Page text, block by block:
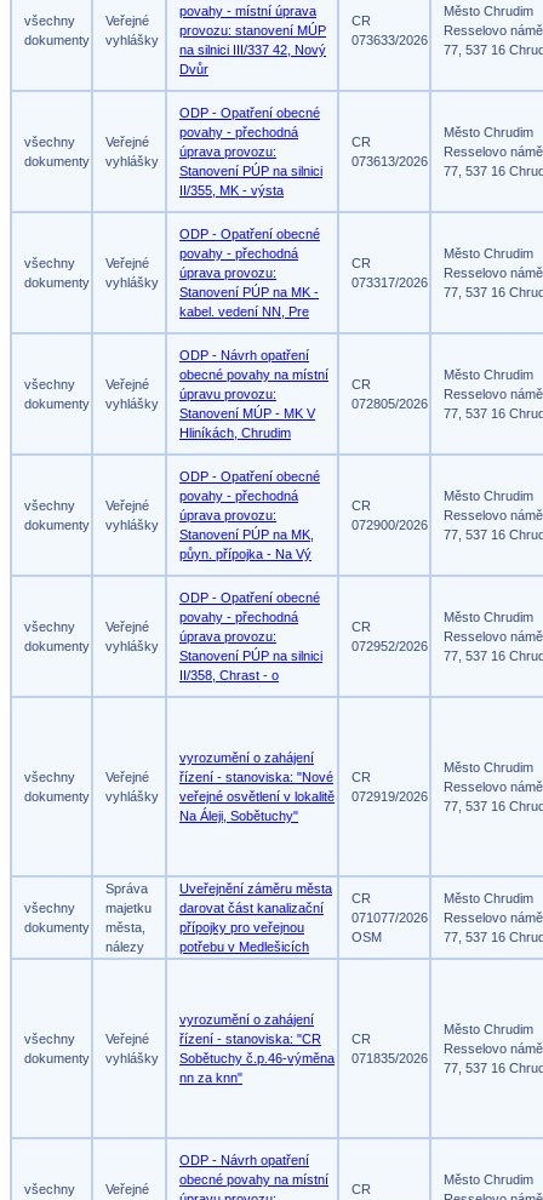
všechny
dokumenty
Veřejné
vyhlášky
povahy - místní úprava
provozu: stanovení MÚP
na silnici III/337 42, Nový
Dvůr
CR
073633/2026
Město Chrudim
Resselovo
77, 537 16
všechny
dokumenty
Veřejné
vyhlášky
ODP - Opatření obecné
povahy - přechodná
úprava provozu:
Stanovení PÚP na silnici
II/355, MK - výsta
CR
073613/2026
Město Chrudim
Resselovo
77, 537 16
všechny
dokumenty
Veřejné
vyhlášky
ODP - Opatření obecné
povahy - přechodná
úprava provozu:
Stanovení PÚP na MK -
kabel. vedení NN, Pre
CR
073317/2026
Město Chrudim
Resselovo
77, 537 16
všechny
dokumenty
Veřejné
vyhlášky
ODP - Návrh opatření
obecné povahy na místní
úpravu provozu:
Stanovení MÚP - MK V
Hliníkách, Chrudim
CR
072805/2026
Město Chrudim
Resselovo
77, 537 16
všechny
dokumenty
Veřejné
vyhlášky
ODP - Opatření obecné
povahy - přechodná
úprava provozu:
Stanovení PÚP na MK,
půyn. přípojka - Na Vý
CR
072900/2026
Město Chrudim
Resselovo
77, 537 16
všechny
dokumenty
Veřejné
vyhlášky
ODP - Opatření obecné
povahy - přechodná
úprava provozu:
Stanovení PÚP na silnici
II/358, Chrast - o
CR
072952/2026
Město Chrudim
Resselovo
77, 537 16
všechny
dokumenty
Veřejné
vyhlášky
vyrozumění o zahájení
řízení - stanoviska: "Nové
veřejné osvětlení v lokalitě
Na Áleji, Sobětuchy"
CR
072919/2026
Město Chrudim
Resselovo
77, 537 16
všechny
dokumenty
Správa
majetku
města,
nálezy
Uveřejnění záměru města
darovat část kanalizační
přípojky pro veřejnou
potřebu v Medlešicích
CR
071077/2026
OSM
Město Chrudim
Resselovo
77, 537 16
všechny
dokumenty
Veřejné
vyhlášky
vyrozumění o zahájení
řízení - stanoviska: "CR
Sobětuchy č.p.46-výměna
nn za knn"
CR
071835/2026
Město Chrudim
Resselovo
77, 537 16
všechny
Veřejné
ODP - Návrh opatření
obecné povahy na místní
CR
Město Chrudim